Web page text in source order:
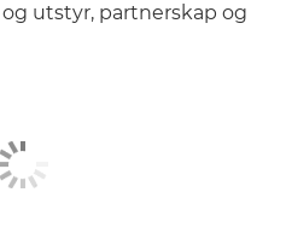
utstyr, partnerskap og